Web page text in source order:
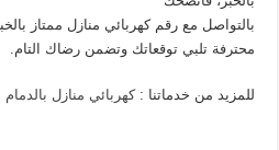
بالتواصل مع رقم كهربائي منازل ممتاز
محترفة تلبي توقعاتك وتضمن رضاك التام.
للمزيد من خدماتنا :كهربائي منازل بالدمام